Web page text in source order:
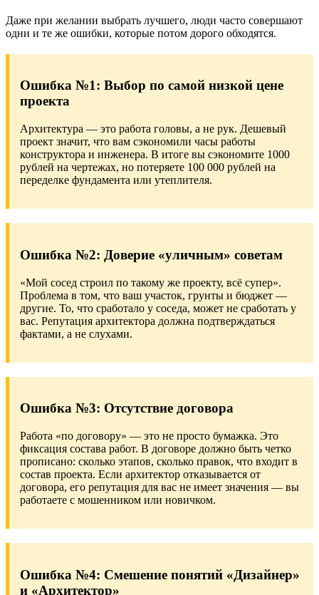
Даже при желании выбрать лучшего, люди часто совершают
одни и те же ошибки, которые потом дорого обходятся.
Ошибка №1: Выбор по самой низкой цене
проекта
Архитектура — это работа головы, а не рук. Дешевый
проект значит, что вам сэкономили часы работы
конструктора и инженера. В итоге вы сэкономите 1000
рублей на чертежах, но потеряете 100 000 рублей на
переделке фундамента или утеплителя.
Ошибка №2: Доверие «уличным» советам
«Мой сосед строил по такому же проекту, всё супер».
Проблема в том, что ваш участок, грунты и бюджет —
другие. То, что сработало у соседа, может не сработать у
вас. Репутация архитектора должна подтверждаться
фактами, а не слухами.
Ошибка №3: Отсутствие договора
Работа «по договору» — это не просто бумажка. Это
фиксация состава работ. В договоре должно быть четко
прописано: сколько этапов, сколько правок, что входит в
состав проекта. Если архитектор отказывается от
договора, его репутация для вас не имеет значения — вы
работаете с мошенником или новичком.
Ошибка №4: Смешение понятий «Дизайнер»
и «Архитектор»